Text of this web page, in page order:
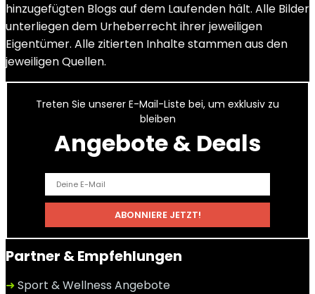
hinzugefügten Blogs auf dem Laufenden hält. Alle Bilder
unterliegen dem Urheberrecht ihrer jeweiligen
Eigentümer. Alle zitierten Inhalte stammen aus den
jeweiligen Quellen.
Treten Sie unserer E-Mail-Liste bei, um exklusiv zu
bleiben
Angebote & Deals
Partner & Empfehlungen
➜ Sport & Wellness Angebote